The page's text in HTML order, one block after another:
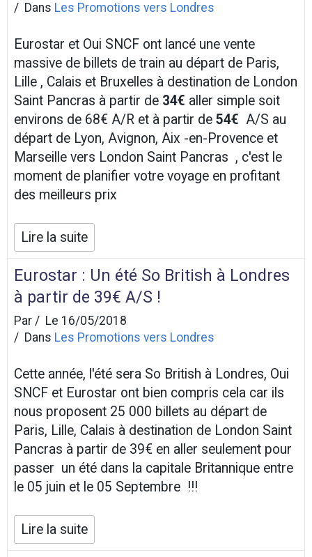
Dans Les Promotions vers Londres
Eurostar et Oui SNCF ont lancé une vente
massive de billets de train au départ de Paris,
Lille , Calais et Bruxelles à destination de London
Saint Pancras à partir de 34€ aller simple soit
environs de 68€ A/R et à partir de 54€ A/S au
départ de Lyon, Avignon, Aix -en-Provence et
Marseille vers London Saint Pancras , c'est le
moment de planifier votre voyage en profitant
des meilleurs prix
Lire la suite
Eurostar : Un été So British à Londres
à partir de 39€ A/S !
Par
Le 16/05/2018
Dans Les Promotions vers Londres
Cette année, l'été sera So British à Londres, Oui
SNCF et Eurostar ont bien compris cela car ils
nous proposent 25 000 billets au départ de
Paris, Lille, Calais à destination de London Saint
Pancras à partir de 39€ en aller seulement pour
passer un été dans la capitale Britannique entre
le 05 juin et le 05 Septembre !!!
Lire la suite